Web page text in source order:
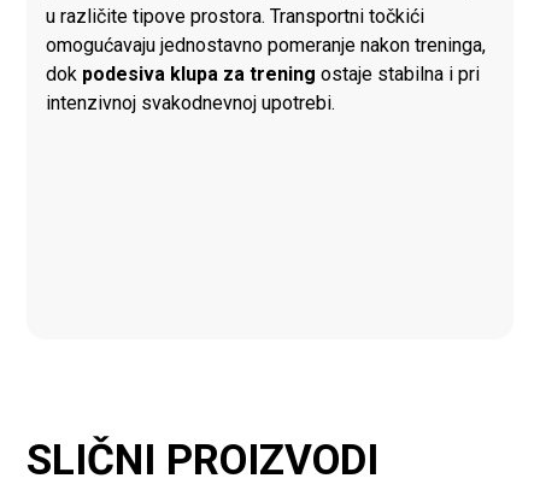
u različite tipove prostora. Transportni točkići
omogućavaju jednostavno pomeranje nakon treninga,
dok podesiva klupa za trening ostaje stabilna i pri
intenzivnoj svakodnevnoj upotrebi.
SLIČNI PROIZVODI